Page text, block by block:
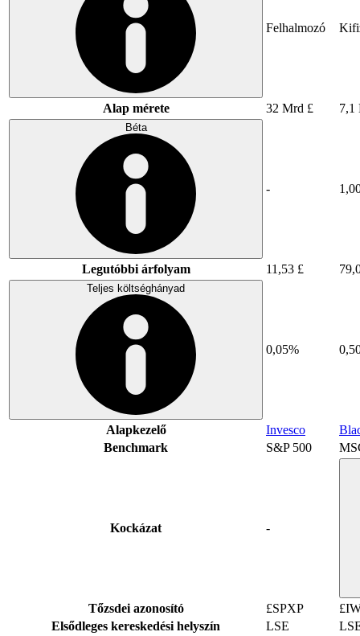
Felhalmozó
Alap mérete 32 Mrd £ 7,1
Béta
-
Legutóbbi árfolyam 11,53 £
Teljes költséghányad
0,05%
Alapkezelő Invesco
Benchmark
S&P 500
Kockázat -
Tőzsdei azonosító £SPXP
Elsődleges kereskedési helyszín
LSE